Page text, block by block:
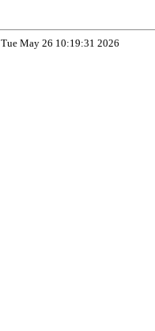
Tue May 26 10:19:31 2026